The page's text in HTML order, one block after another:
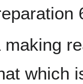
making
which